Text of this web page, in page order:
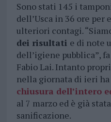
Sono stati 145 i
dell’Usca in 36 ore
ulteriori contagi.
dei risultati e di note
dell’igiene pubblica”,
Fabio Lai. Intanto
nella giornata di ieri ha
chiusura dell’intero
al 7 marzo ed è già
sanificazione.